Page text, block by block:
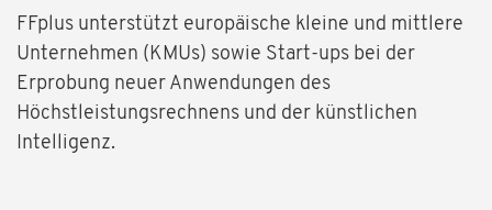
FFplus unterstützt europäische kleine und mittlere
Unternehmen (KMUs) sowie Start-ups bei der
Erprobung neuer Anwendungen des
Höchstleistungsrechnens und der künstlichen
Intelligenz.